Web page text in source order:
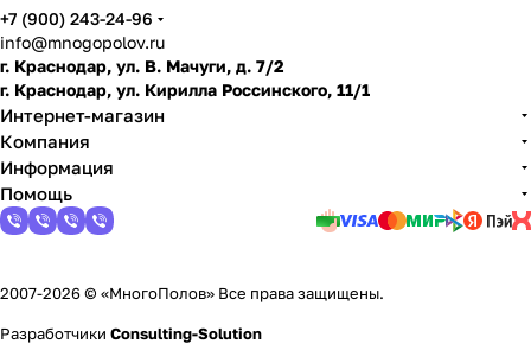
+7 (900) 243-24-96
info@mnogopolov.ru
г. Краснодар, ул. В. Мачуги, д. 7/2
г. Краснодар, ул. Кирилла Россинского, 11/1
Интернет-магазин
Компания
Информация
Помощь
2007-2026 © «МногоПолов» Все права защищены.
Разработчики Consulting-Solution